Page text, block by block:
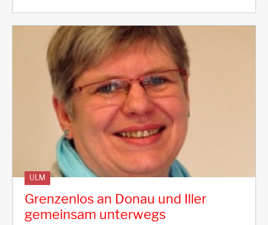
ULM
Grenzenlos an Donau und Iller
gemeinsam unterwegs